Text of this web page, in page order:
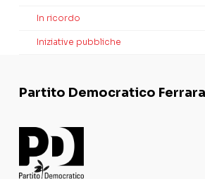
In ricordo
Iniziative pubbliche
Partito Democratico Ferrara